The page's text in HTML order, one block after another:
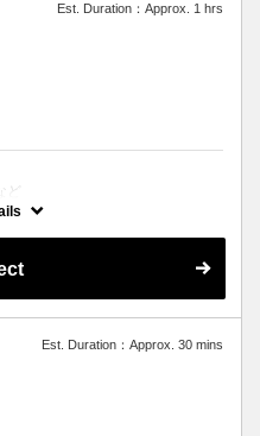
Est. Duration：Approx. 1 hrs
っとスタイリングなどなどヘア
い。
が異なります。
Est. Duration：Approx. 30 mins